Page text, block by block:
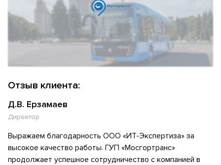
Отзыв клиента:
Д.В. Ерзамаев
Директор
Выражаем благодарность ООО «ИТ-Экспертиза» за
высокое качество работы. ГУП «Мосгортранс»
продолжает успешное сотрудничество с компанией в